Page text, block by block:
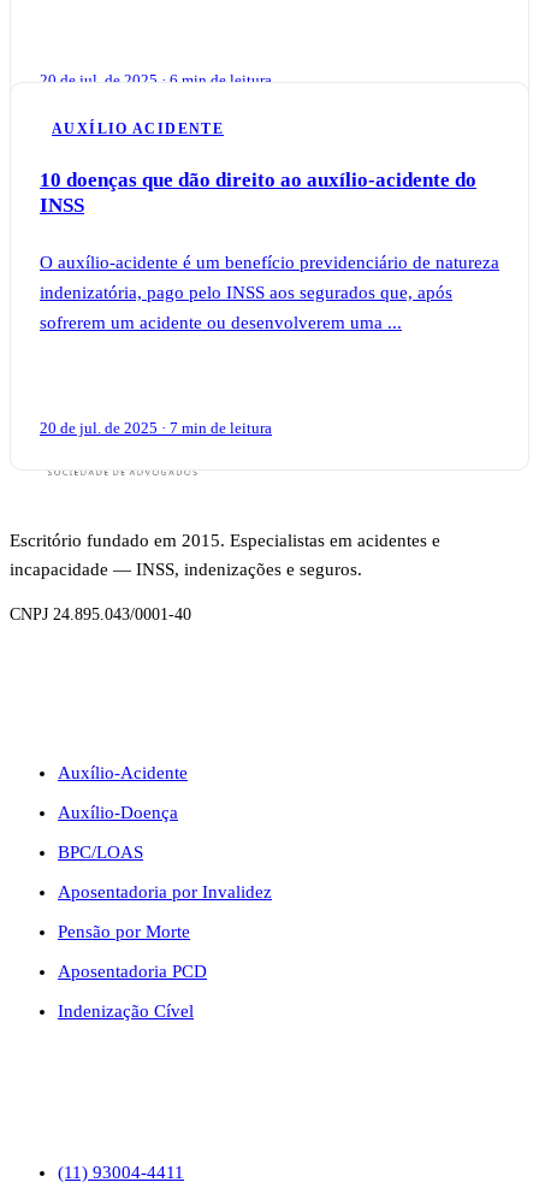
20 de jul. de 2025 · 6 min de leitura
AUXÍLIO ACIDENTE
10 doenças que dão direito ao auxílio-acidente do
INSS
O auxílio-acidente é um benefício previdenciário de natureza
indenizatória, pago pelo INSS aos segurados que, após
sofrerem um acidente ou desenvolverem uma ...
20 de jul. de 2025 · 7 min de leitura
Escritório fundado em 2015. Especialistas em acidentes e
incapacidade — INSS, indenizações e seguros.
CNPJ 24.895.043/0001-40
Auxílio-Acidente
Auxílio-Doença
BPC/LOAS
Aposentadoria por Invalidez
Pensão por Morte
Aposentadoria PCD
Indenização Cível
(11) 93004-4411